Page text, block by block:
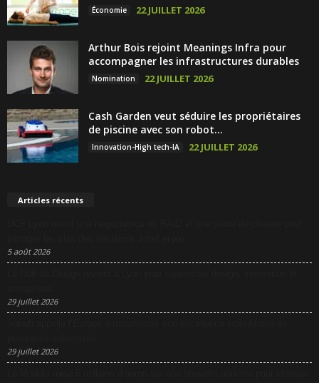
Économie 22 JUILLET 2026
Arthur Bois rejoint Meanings Infra pour
accompagner les infrastructures durables
Nomination 22 JUILLET 2026
Cash Garden veut séduire les propriétaires
de piscine avec son robot...
Innovation-High tech-IA 22 JUILLET 2026
Articles récents
5 août 2026
29 juillet 2026
29 juillet 2026